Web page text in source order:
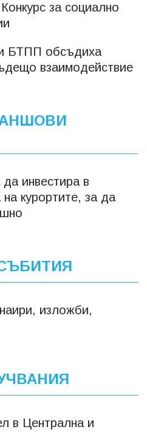
за социално
БТПП обсъдиха
взаимодействие
инвестира в
курортите, за да
изложби,
в Централна и